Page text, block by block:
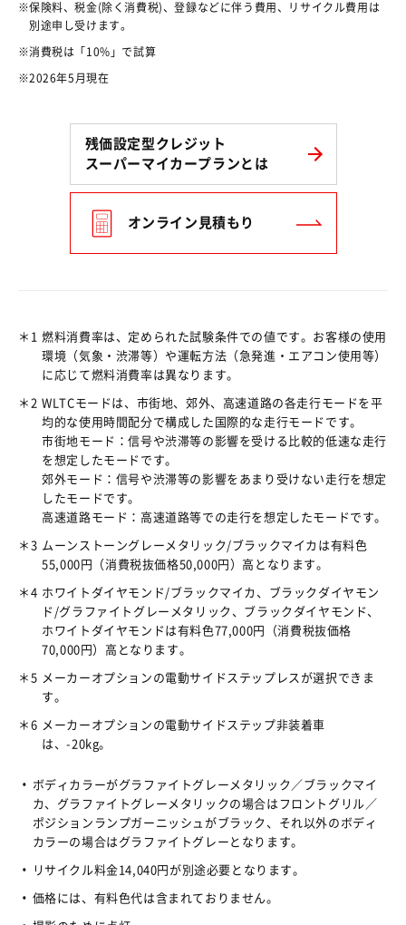
保険料、税金(除く消費税)、登録などに伴う費用、リサイクル費用は
別途申し受けます。
消費税は「10%」で試算
2026年5月現在
残価設定型クレジット
スーパーマイカープランとは
オンライン見積もり
＊1
燃料消費率は、定められた試験条件での値です。お客様の使用
環境（気象・渋滞等）や運転方法（急発進・エアコン使用等）
に応じて燃料消費率は異なります。
＊2 WLTCモードは、市街地、郊外、高速道路の各走行モードを平
均的な使用時間配分で構成した国際的な走行モードです。
市街地モード：信号や渋滞等の影響を受ける比較的低速な走行
を想定したモードです。
郊外モード：信号や渋滞等の影響をあまり受けない走行を想定
したモードです。
高速道路モード：高速道路等での走行を想定したモードです。
＊3
ムーンストーングレーメタリック/ブラックマイカは有料色
55,000円（消費税抜価格50,000円）高となります。
＊4 ホワイトダイヤモンド/ブラックマイカ、ブラックダイヤモン
ド/グラファイトグレーメタリック、ブラックダイヤモンド、
ホワイトダイヤモンドは有料色77,000円（消費税抜価格
70,000円）高となります。
＊5
メーカーオプションの電動サイドステップレスが選択できま
す。
＊6
メーカーオプションの電動サイドステップ非装着車
は、-20kg。
ボディカラーがグラファイトグレーメタリック／ブラックマイ
カ、グラファイトグレーメタリックの場合はフロントグリル／
ポジションランプガーニッシュがブラック、それ以外のボディ
カラーの場合はグラファイトグレーとなります。
リサイクル料金14,040円が別途必要となります。
価格には、有料色代は含まれておりません。